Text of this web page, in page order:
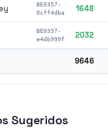
BE0357-
0cff4dba
1648
BE0357-
e4db999f
2032
9646
Sugeridos